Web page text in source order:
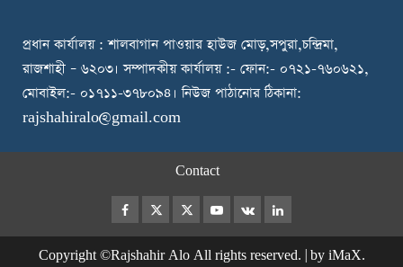
প্রধান কার্যালয় : শালবাগান পাওয়ার হাউজ মোড়,সপুরা,চন্দ্রিমা,
রাজশাহী – ৬২০৩। সম্পাদকীয় কার্যালয় :- ফোন:- ০৭২১-৭৬০৬২১,
মোবাইল:- ০১৭১১-৩৭৮০৯৪। নিউজ পাঠানোর ঠিকানা:
rajshahiralo@gmail.com
Contact
Facebook
TwitterInstagram
Youtube
VK LinkedIn
Copyright ©Rajshahir Alo All rights reserved. by iMaX.